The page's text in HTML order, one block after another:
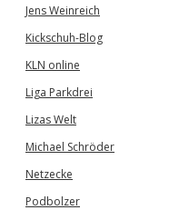
Jens Weinreich
Kickschuh-Blog
KLN online
Liga Parkdrei
Lizas Welt
Michael Schröder
Netzecke
Podbolzer